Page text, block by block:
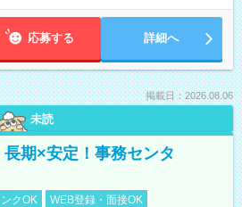
応募する 詳細へ
掲載日：2026.08.06
未読
長期×安定！事務センタ
クOK WEB登録・面接OK